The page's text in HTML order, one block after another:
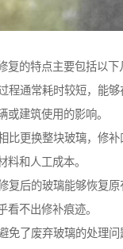
复的特点主要包括以下
程通常耗时较短，能
或建筑使用的影响。
比更换整块玻璃，修
料和人工成本。
复后的玻璃能够恢复
看不出修补痕迹。
免了废弃玻璃的处理